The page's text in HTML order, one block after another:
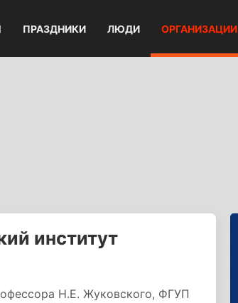
ПРАЗДНИКИ ЛЮДИ ОРГАНИЗАЦИИ
институт
Н.Е. Жуковского, ФГУП